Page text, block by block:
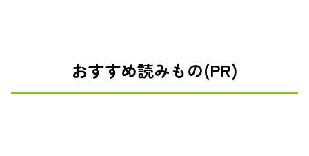
おすすめ読みもの(PR)